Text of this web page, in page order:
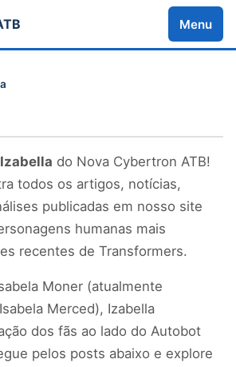
Menu
Izabella do Nova Cybertron ATB!
todos os artigos, notícias,
publicadas em nosso site
humanas mais
recentes de Transformers.
Moner (atualmente
Merced), Izabella
dos fãs ao lado do Autobot
pelos posts abaixo e explore